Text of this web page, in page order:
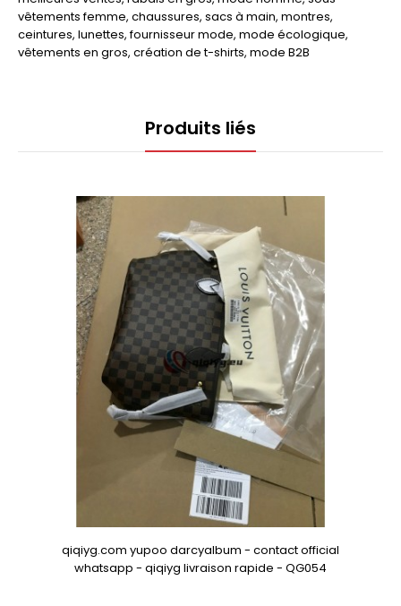
vêtements femme, chaussures, sacs à main, montres,
ceintures, lunettes,fournisseur mode, mode écologique,
vêtements en gros, création de t-shirts, mode B2B
Produits liés
qiqiyg.com yupoo darcyalbum - contact official
whatsapp - qiqiyg livraison rapide - QG054